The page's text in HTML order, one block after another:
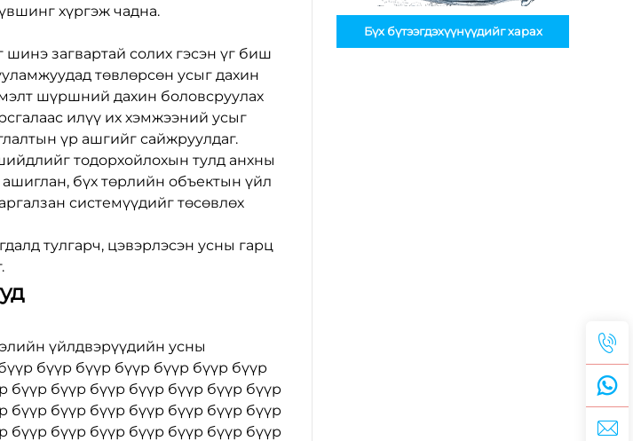
хүргэж чадна.
загвартай солих гэсэн үг биш
төвлөрсөн усыг дахин
шүршний дахин боловсруулах
илүү их хэмжээний усыг
үр ашгийг сайжруулдаг.
тодорхойлохын тулд анхны
бүх төрлийн объектын үйл
системүүдийг төсөвлөх
тулгарч, цэвэрлэсэн усны гарц
үйлдвэрүүдийн усны
бүүр бүүр бүүр бүүр бүүр бүүр
бүүр бүүр бүүр бүүр бүүр бүүр бүүр
бүүр бүүр бүүр бүүр бүүр бүүр бүүр
бүүр бүүр бүүр бүүр бүүр бүүр бүүр
Бүх бүтээгдэхүүнүүдийг харах